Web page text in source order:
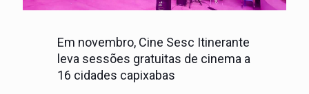
Em novembro, Cine Sesc Itinerante
leva sessões gratuitas de cinema a
16 cidades capixabas